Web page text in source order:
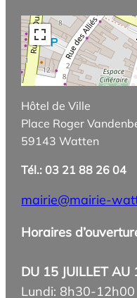
Hôtel de Ville
Place Roger
59143 Watten
Tél.: 03 21 88 26 04
mairie@mairie-
Horaires
DU 15 JUILLET
Lundi: 8h30-12h00